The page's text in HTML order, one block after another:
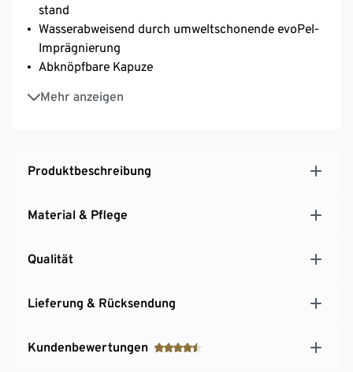
stand
Wasserabweisend durch umweltschonende evoPel-
Imprägnierung
Abknöpfbare Kapuze
Mehr anzeigen
Optimale Nahtversiegelung durch wasserdichte
Produktbeschreibung
Material & Pflege
Qualität
Lieferung & Rücksendung
Kundenbewertungen